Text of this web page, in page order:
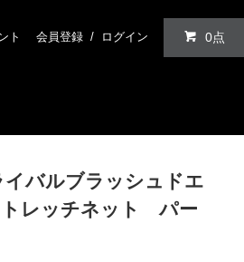
ト 会員登録 / ログイン 0点
イバルブラッシュドエ
トレッチネット パー